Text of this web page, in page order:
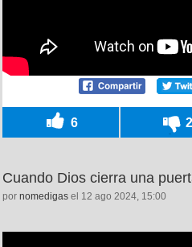
6
Cuando Dios cierra una
por nomedigas el 12 ago 2024, 15:00